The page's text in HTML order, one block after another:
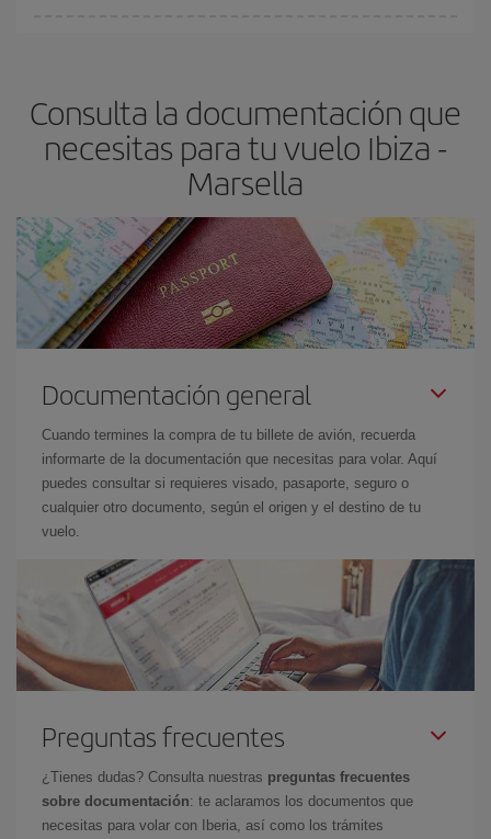
Consulta la documentación que
necesitas para tu vuelo Ibiza -
Marsella
Documentación general
Cuando termines la compra de tu billete de avión, recuerda
informarte de la documentación que necesitas para volar. Aquí
puedes consultar si requieres visado, pasaporte, seguro o
cualquier otro documento, según el origen y el destino de tu
vuelo.
Preguntas frecuentes
¿Tienes dudas? Consulta nuestras preguntas frecuentes
sobre documentación: te aclaramos los documentos que
necesitas para volar con Iberia, así como los trámites